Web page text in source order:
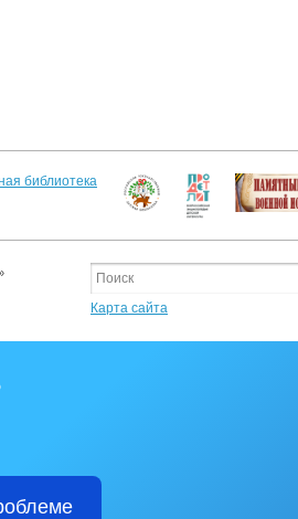
Карта сайта